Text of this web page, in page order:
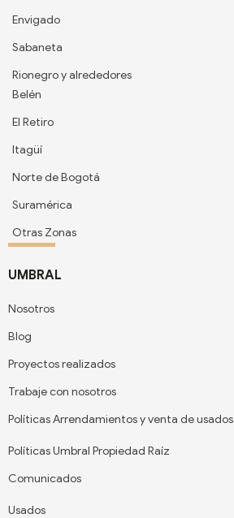
Envigado
Sabaneta
Rionegro y alrededores
Belén
El Retiro
Itagüí
Norte de Bogotá
Suramérica
Otras Zonas
UMBRAL
Nosotros
Blog
Proyectos realizados
Trabaje con nosotros
Políticas Arrendamientos y venta de usados
Políticas Umbral Propiedad Raíz
Comunicados
Usados